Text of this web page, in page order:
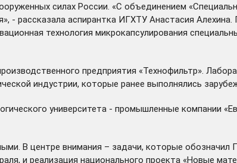
силах России. «С объединением
- рассказала аспирантка ИГХТУ Анастасия Алехина.
технология микрокапсулирования
предприятия «Технофильтр».
индустрии, которые ранее выполнялись
университета - промышленные компании
В центре внимания – задачи, которые обозначил
и реализация национального проекта «Новые